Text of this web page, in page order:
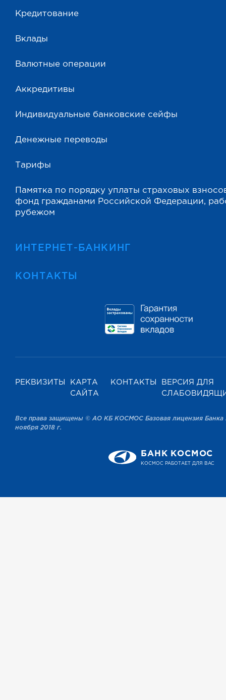
Кредитование
Вклады
Валютные операции
Аккредитивы
Индивидуальные банковские сейфы
Денежные переводы
Тарифы
Памятка по порядку уплаты страховых
фонд гражданами Российской Федерации,
рубежом
ИНТЕРНЕТ-БАНКИНГ
КОНТАКТЫ
РЕКВИЗИТЫ
КАРТА
САЙТА
КОНТАКТЫ
ВЕРСИЯ ДЛЯ
Все права защищены © АО КБ КОСМОС Базовая лицензия Банка
ноября 2018 г.